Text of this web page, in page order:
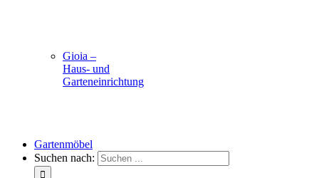
Gioia –
Haus- und
Garteneinrichtung
Gartenmöbel
Suchen nach: